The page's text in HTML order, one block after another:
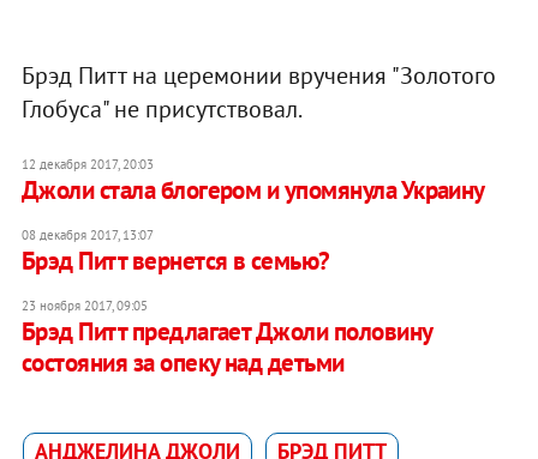
Брэд Питт на церемонии вручения "Золотого
Глобуса" не присутствовал.
12 декабря 2017, 20:03
Джоли стала блогером и упомянула Украину
08 декабря 2017, 13:07
Брэд Питт вернется в семью?
23 ноября 2017, 09:05
Брэд Питт предлагает Джоли половину
состояния за опеку над детьми
АНДЖЕЛИНА ДЖОЛИ БРЭД ПИТТ